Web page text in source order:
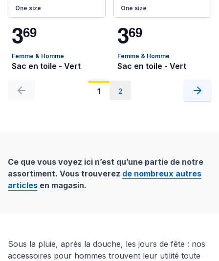
One size
369
Femme & Homme
Sac en toile - Vert
One size
369
Femme & Homme
Sac en toile - Vert
1 2
Ce que vous voyez ici n’est qu’une partie de notre
assortiment. Vous trouverez de nombreux autres
articles en magasin.
Sous la pluie, après la douche, les jours de fête : nos
accessoires pour hommes trouvent leur utilité toute